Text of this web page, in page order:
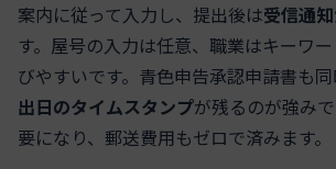
案内に従って入力し、提出後は受信通
す。屋号の入力は任意、職業はキーワ
びやすいです。青色申告承認申請書も同
出日のタイムスタンプが残るのが強み
要になり、郵送費用もゼロで済みます。